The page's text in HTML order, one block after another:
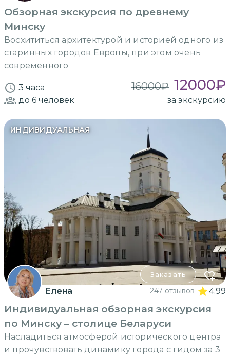
Обзорная экскурсия по древнему
Минску
Восхититься архитектурой и историей одного из
старинных городов Европы, при этом очень
современного
3 часа 16000₽ 12000₽
до 6 человек за экскурсию
ИНДИВИДУАЛЬНАЯ
Заказать
Елена 247 отзывов 4.99
Индивидуальная обзорная экскурсия
по Минску – столице Беларуси
Насладиться атмосферой исторического центра
и прочувствовать динамику города с гидом за 3